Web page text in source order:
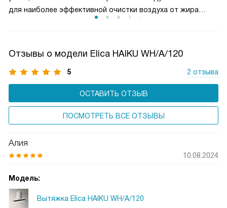
для наиболее эффективной очистки воздуха от жира
Отзывы о модели Elica HAIKU WH/A/120
5 2 отзыва
ОСТАВИТЬ ОТЗЫВ
ПОСМОТРЕТЬ ВСЕ ОТЗЫВЫ
Алия
10.08.2024
Модель:
Вытяжка Elica HAIKU WH/A/120